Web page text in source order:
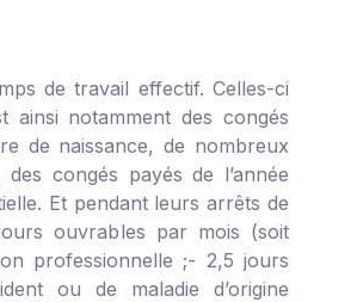
de travail effectif. Celles-ci
notamment des congés
de naissance, de nombreux
congés payés de l’année
Et pendant leurs arrêts de
ouvrables par mois (soit
professionnelle ;- 2,5 jours
ou de maladie d’origine